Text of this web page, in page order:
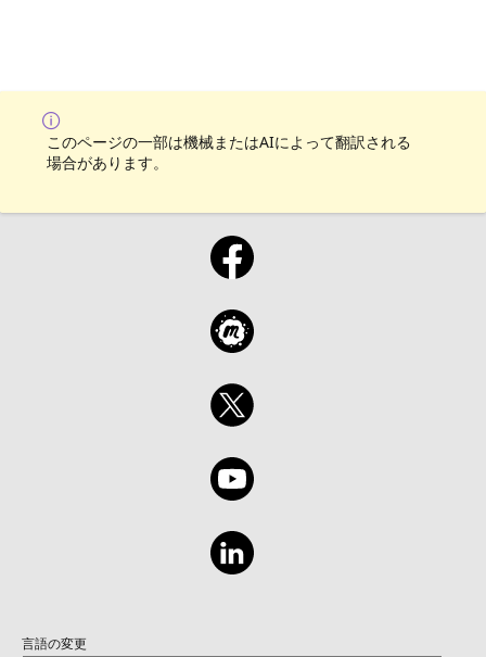
このページの一部は機械またはAIによって翻訳される
場合があります。
言語の変更